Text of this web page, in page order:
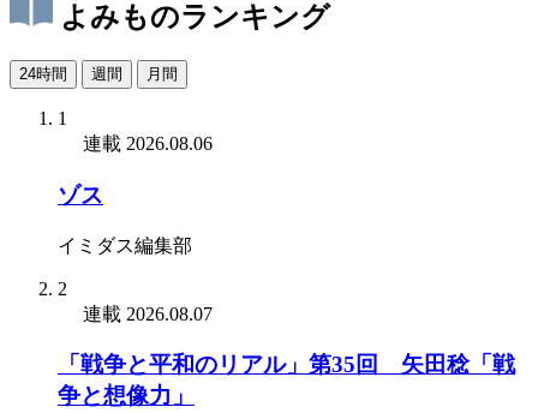
よみものランキング
24時間 週間 月間
1
連載 2026.08.06
ゾス
イミダス編集部
2
連載 2026.08.07
「戦争と平和のリアル」第35回 矢田稔「戦
争と想像力」